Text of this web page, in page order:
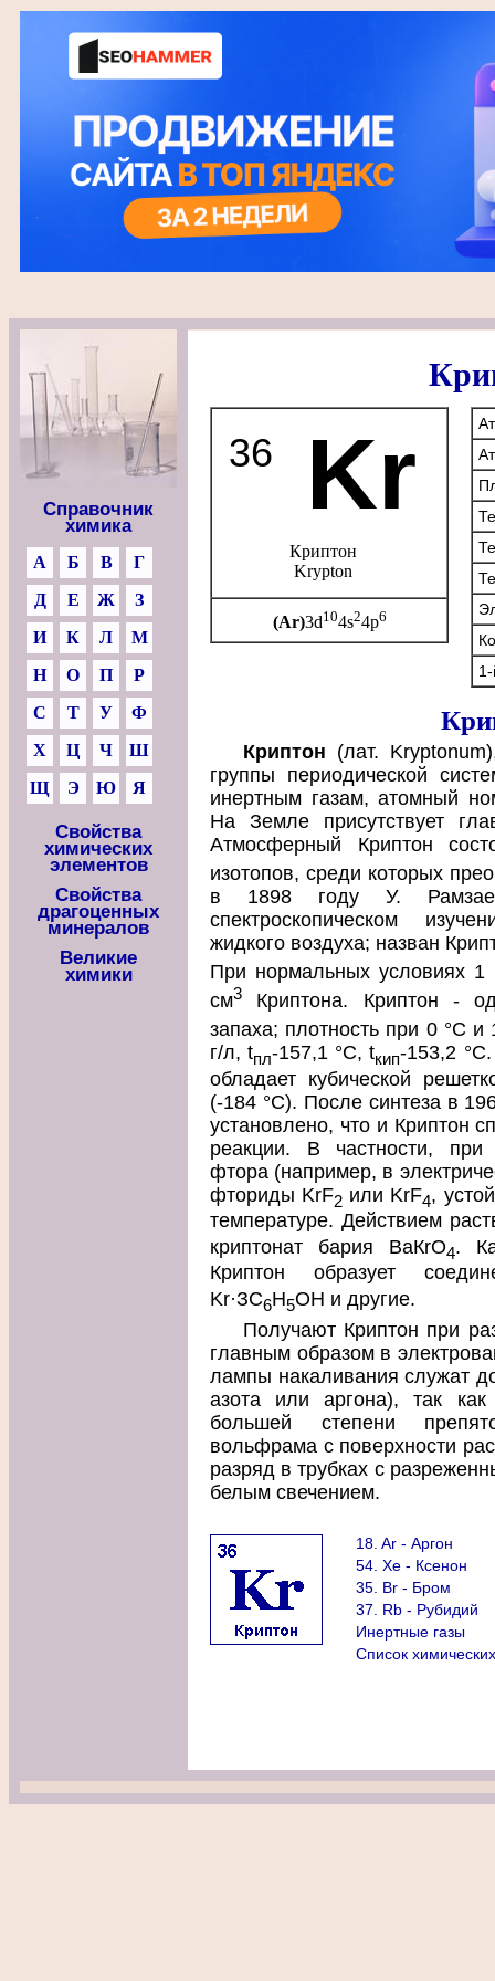
Справочник
химика
А Б В
Г
Д
Е Ж
З
И
К Л
М
Н
О П
Р
С
Т У
Ф
Х
Ц Ч
Ш
Щ
Э Ю Я
Свойства
химических
элементов
Свойства
драгоценных
минералов
Великие
химики
36 Kr
Криптон
Krypton
(Ar)3d104s24p6
Криптон (лат.
группы периодической
инертным газам, атомный
На Земле присутствует
Атмосферный Криптон
изотопов, среди которых
в 1898 году У.
спектроскопическом
жидкого воздуха; назван
При нормальных условиях 1
см3 Криптона. Криптон -
запаха; плотность при 0 °С и
г/л, tпл-157,1 °С, tкип-153,2
обладает кубической
(-184 °С). После синтеза в
установлено, что и Криптон
реакции. В частности, при
фтора (например, в
фториды KrF2 или KrF4,
температуре. Действием
криптонат бария ВаКrО4.
Криптон образует
Kr·ЗС6Н5ОН и другие.
Получают Криптон при
главным образом в
лампы накаливания служат
азота или аргона), так
большей степени
вольфрама с поверхности
разряд в трубках с
белым свечением.
18. Ar - Аргон
54. Xe - Ксенон
35. Br - Бром
37. Rb - Рубидий
Инертные газы
Список